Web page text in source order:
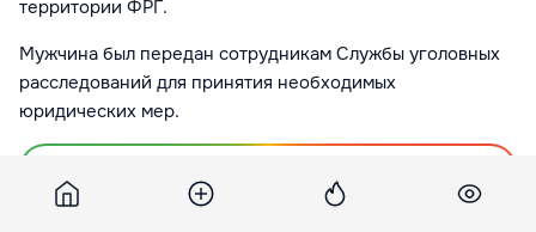
территории ФРГ.
Мужчина был передан сотрудникам Службы уголовных
расследований для принятия необходимых
юридических мер.